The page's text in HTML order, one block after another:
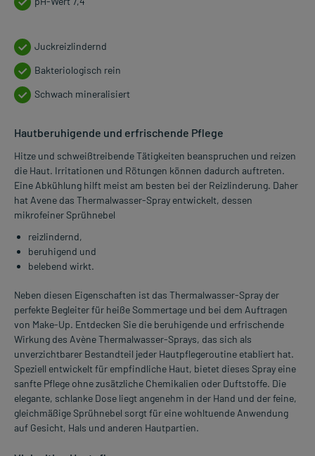
Juckreizlindernd
Bakteriologisch rein
Schwach mineralisiert
Hautberuhigende und erfrischende Pflege
Hitze und schweißtreibende Tätigkeiten beanspruchen und reizen
die Haut. Irritationen und Rötungen können dadurch auftreten.
Eine Abkühlung hilft meist am besten bei der Reizlinderung. Daher
hat Avene das Thermalwasser-Spray entwickelt, dessen
mikrofeiner Sprühnebel
reizlindernd,
beruhigend und
belebend wirkt.
Neben diesen Eigenschaften ist das Thermalwasser-Spray der
perfekte Begleiter für heiße Sommertage und bei dem Auftragen
von Make-Up. Entdecken Sie die beruhigende und erfrischende
Wirkung des Avène Thermalwasser-Sprays, das sich als
unverzichtbarer Bestandteil jeder Hautpflegeroutine etabliert hat.
Speziell entwickelt für empfindliche Haut, bietet dieses Spray eine
sanfte Pflege ohne zusätzliche Chemikalien oder Duftstoffe. Die
elegante, schlanke Dose liegt angenehm in der Hand und der feine,
gleichmäßige Sprühnebel sorgt für eine wohltuende Anwendung
auf Gesicht, Hals und anderen Hautpartien.